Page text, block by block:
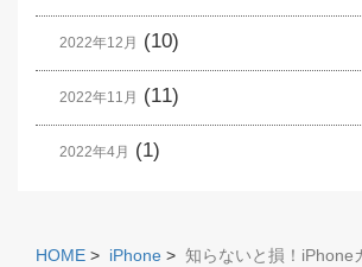
2022年12月 (10)
2022年11月 (11)
2022年4月 (1)
HOME > iPhone > 知らないと損！iPhone